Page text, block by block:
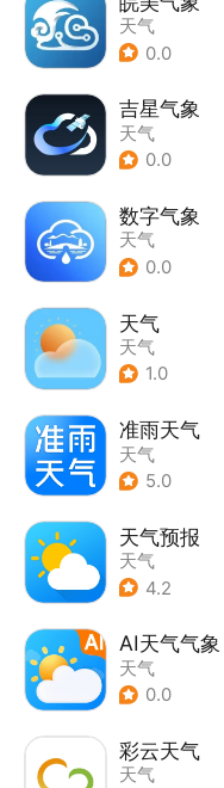
天气
0.0
吉星气象
天气
0.0
数字气象
天气
0.0
天气
天气
1.0
准雨天气
天气
5.0
天气预报
天气
4.2
AI天气气象
天气
0.0
彩云天气
天气